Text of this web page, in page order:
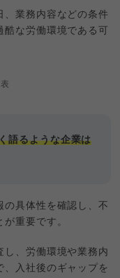
業務内容などの条件
な労働環境である可
語るような企業は
具体性を確認し、不
重要です。
し、労働環境や業務内
入社後のギャップを